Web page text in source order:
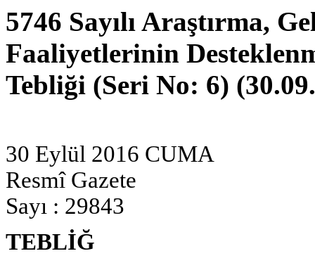
5746 Sayılı Araştırma,
Faaliyetlerinin
Tebliği (Seri No: 6)
30 Eylül 2016 CUMA
Resmî Gazete
Sayı : 29843
TEBLİĞ